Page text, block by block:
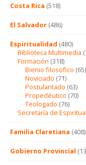
Costa Rica (518)
El Salvador (486)
Espiritualidad (480)
Biblioteca Multimedia
Formación (318)
Bienio filosofico (65)
Noviciado (71)
Postulantado (63)
Propedéutico (70)
Teologado (76)
Secretaría de
Familia Claretiana (408)
Gobierno Provincial